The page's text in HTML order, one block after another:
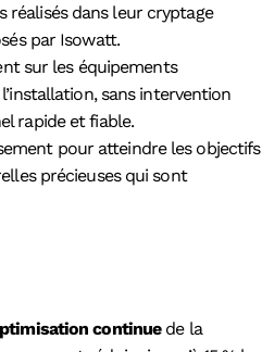
réalisés dans leur cryptage
par Isowatt.
sur les équipements
sans intervention
rapide et fiable.
pour atteindre les objectifs
précieuses qui sont
continuede la